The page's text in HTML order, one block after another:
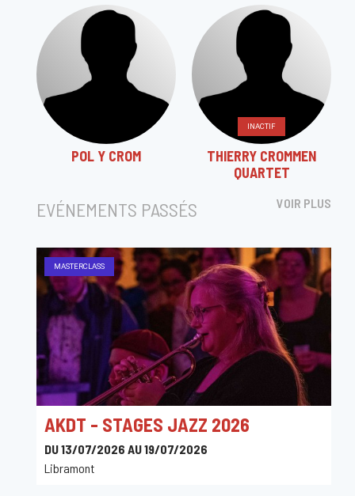
POL Y CROM
INACTIF
THIERRY CROMMEN
QUARTET
EVÉNEMENTS PASSÉS VOIR PLUS
MASTERCLASS
AKDT - STAGES JAZZ 2026
DU 13/07/2026 AU 19/07/2026
Libramont